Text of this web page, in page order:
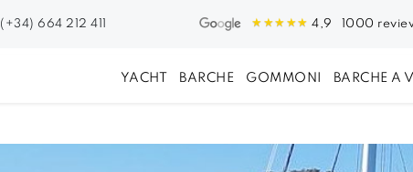
(+34) 664 212 411 4,9 1000
YACHT BARCHE GOMMONI BARCHE A